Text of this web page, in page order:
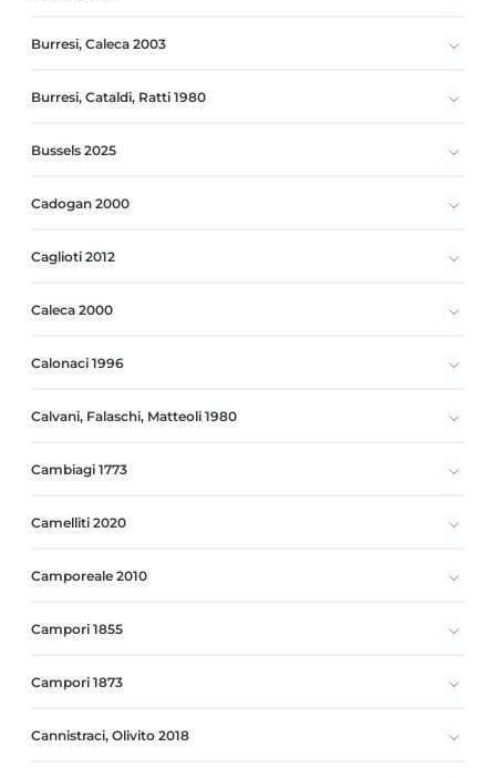
Burresi, Caleca 2003
Burresi, Cataldi, Ratti 1980
Bussels 2025
Cadogan 2000
Caglioti 2012
Caleca 2000
Calonaci 1996
Calvani, Falaschi, Matteoli 1980
Cambiagi 1773
Camelliti 2020
Camporeale 2010
Campori 1855
Campori 1873
Cannistraci, Olivito 2018